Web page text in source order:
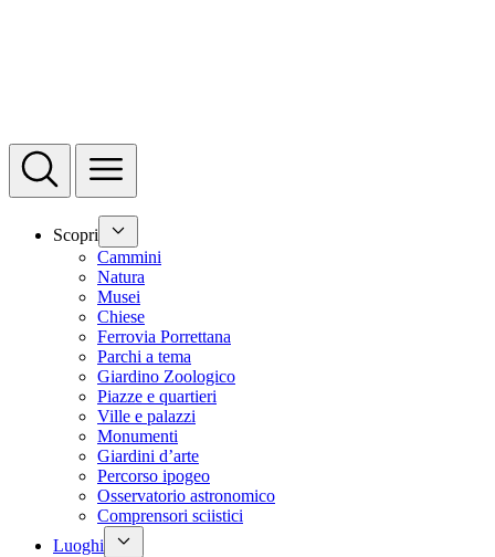
Scopri
Cammini
Natura
Musei
Chiese
Ferrovia Porrettana
Parchi a tema
Giardino Zoologico
Piazze e quartieri
Ville e palazzi
Monumenti
Giardini d’arte
Percorso ipogeo
Osservatorio astronomico
Comprensori sciistici
Luoghi